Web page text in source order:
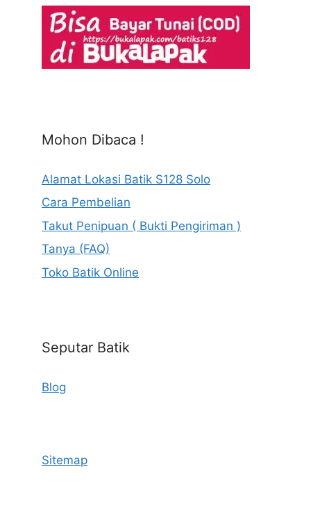
Mohon Dibaca !
Alamat Lokasi Batik S128 Solo
Cara Pembelian
Takut Penipuan ( Bukti Pengiriman )
Tanya (FAQ)
Toko Batik Online
Seputar Batik
Blog
Sitemap